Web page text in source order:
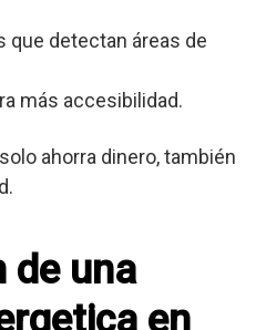
que detectan áreas de
más accesibilidad.
ahorra dinero, también
de una
en